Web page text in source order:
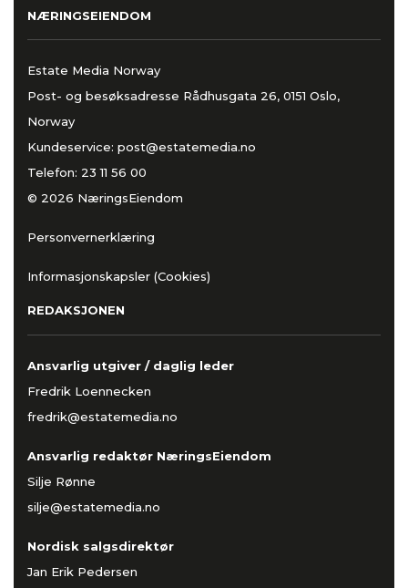
NÆRINGSEIENDOM
Estate Media Norway
Post- og besøksadresse Rådhusgata 26, 0151 Oslo,
Norway
Kundeservice: post@estatemedia.no
Telefon: 23 11 56 00
© 2026 NæringsEiendom
Personvernerklæring
Informasjonskapsler (Cookies)
REDAKSJONEN
Ansvarlig utgiver / daglig leder
Fredrik Loennecken
fredrik@estatemedia.no
Ansvarlig redaktør NæringsEiendom
Silje Rønne
silje@estatemedia.no
Nordisk salgsdirektør
Jan Erik Pedersen